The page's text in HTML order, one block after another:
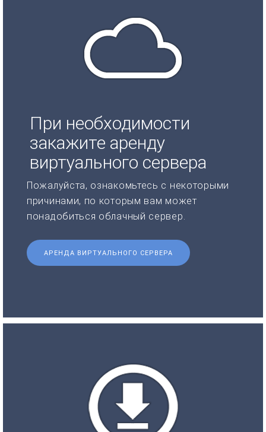
При необходимости
закажите аренду
виртуального сервера
Пожалуйста, ознакомьтесь с некоторыми
причинами, по которым вам может
понадобиться облачный сервер.
АРЕНДА ВИРТУАЛЬНОГО СЕРВЕРА